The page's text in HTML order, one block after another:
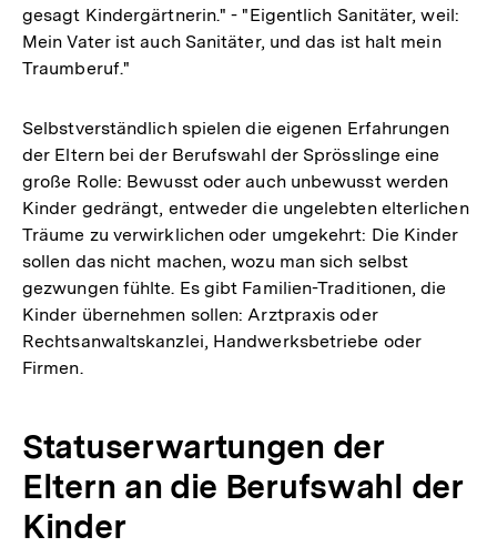
gesagt Kindergärtnerin." - "Eigentlich Sanitäter, weil:
Mein Vater ist auch Sanitäter, und das ist halt mein
Traumberuf."
Selbstverständlich spielen die eigenen Erfahrungen
der Eltern bei der Berufswahl der Sprösslinge eine
große Rolle: Bewusst oder auch unbewusst werden
Kinder gedrängt, entweder die ungelebten elterlichen
Träume zu verwirklichen oder umgekehrt: Die Kinder
sollen das nicht machen, wozu man sich selbst
gezwungen fühlte. Es gibt Familien-Traditionen, die
Kinder übernehmen sollen: Arztpraxis oder
Rechtsanwaltskanzlei, Handwerksbetriebe oder
Firmen.
Statuserwartungen der
Eltern an die Berufswahl der
Kinder